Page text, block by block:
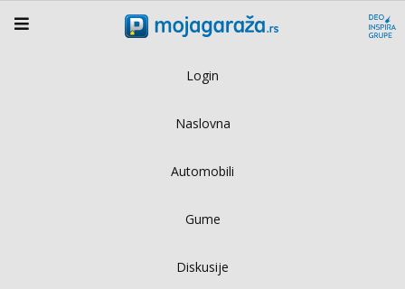
Login
Naslovna
Automobili
Gume
Diskusije